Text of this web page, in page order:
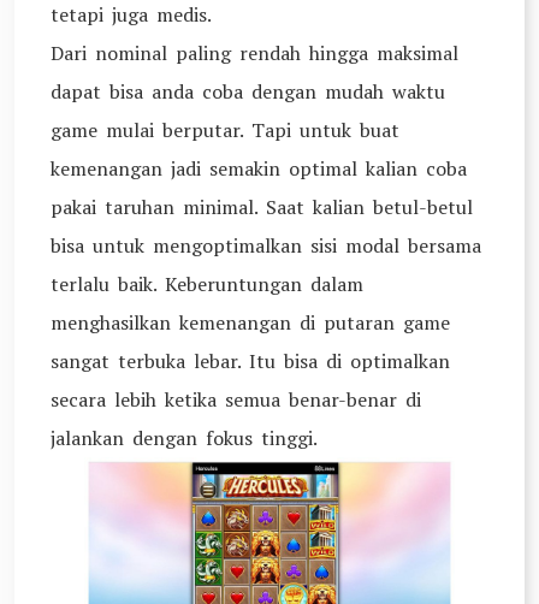
tetapi juga medis.
Dari nominal paling rendah hingga maksimal
dapat bisa anda coba dengan mudah waktu
game mulai berputar. Tapi untuk buat
kemenangan jadi semakin optimal kalian coba
pakai taruhan minimal. Saat kalian betul-betul
bisa untuk mengoptimalkan sisi modal bersama
terlalu baik. Keberuntungan dalam
menghasilkan kemenangan di putaran game
sangat terbuka lebar. Itu bisa di optimalkan
secara lebih ketika semua benar-benar di
jalankan dengan fokus tinggi.